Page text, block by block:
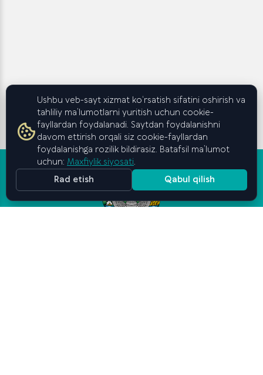
Ushbu veb-sayt xizmat ko‘rsatish sifatini oshirish va
tahliliy ma’lumotlarni yuritish uchun cookie-
fayllardan foydalanadi. Saytdan foydalanishni
davom ettirish orqali siz cookie-fayllardan
foydalanishga rozilik bildirasiz. Batafsil ma’lumot
uchun: Maxfiylik siyosati.
Rad etish
Qabul qilish